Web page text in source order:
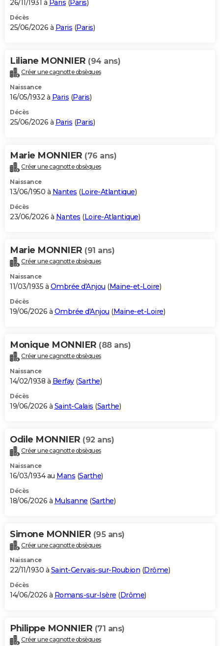
26/11/1931 à Paris (Paris)
Décès
25/06/2026 à Paris (Paris)
Liliane MONNIER (94 ans)
Créer une cagnotte obsèques
Naissance
16/05/1932 à Paris (Paris)
Décès
25/06/2026 à Paris (Paris)
Marie MONNIER (76 ans)
Créer une cagnotte obsèques
Naissance
13/06/1950 à Nantes (Loire-Atlantique)
Décès
23/06/2026 à Nantes (Loire-Atlantique)
Marie MONNIER (91 ans)
Créer une cagnotte obsèques
Naissance
11/03/1935 à Ombrée d'Anjou (Maine-et-Loire)
Décès
19/06/2026 à Ombrée d'Anjou (Maine-et-Loire)
Monique MONNIER (88 ans)
Créer une cagnotte obsèques
Naissance
14/02/1938 à Berfay(Sarthe)
Décès
19/06/2026 à Saint-Calais (Sarthe)
Odile MONNIER (92 ans)
Créer une cagnotte obsèques
Naissance
16/03/1934 au Mans (Sarthe)
Décès
18/06/2026 à Mulsanne (Sarthe)
Simone MONNIER (95 ans)
Créer une cagnotte obsèques
Naissance
22/11/1930 à Saint-Gervais-sur-Roubion (Drôme)
Décès
14/06/2026 à Romans-sur-Isère (Drôme)
Philippe MONNIER (71 ans)
Créer une cagnotte obsèques